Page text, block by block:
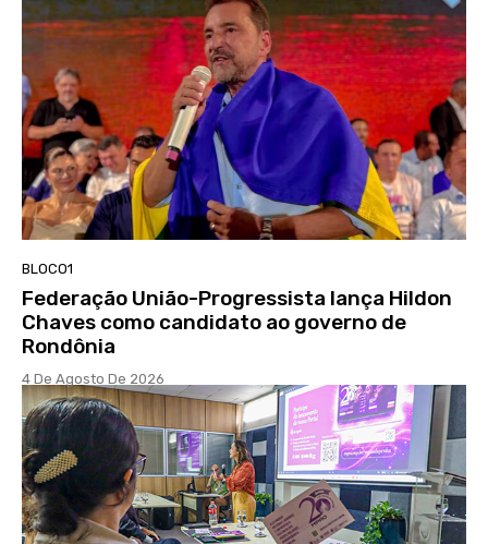
BLOCO1
Federação União-Progressista lança Hildon
Chaves como candidato ao governo de
Rondônia
4 De Agosto De 2026